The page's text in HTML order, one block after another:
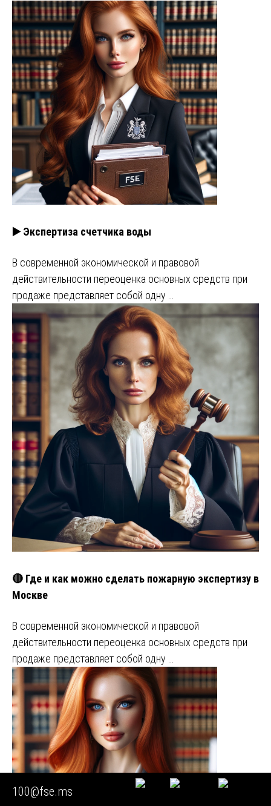
▶️ Экспертиза счетчика воды
В современной экономической и правовой
действительности переоценка основных средств при
продаже представляет собой одну …
🔴 Где и как можно сделать пожарную экспертизу в
Москве
В современной экономической и правовой
действительности переоценка основных средств при
продаже представляет собой одну …
100@fse.ms